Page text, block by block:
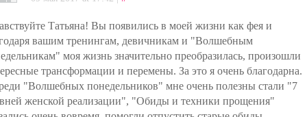
Татьяна! Вы появились в моей жизни как фея и
вашим тренингам, девичникам и "Волшебным
моя жизнь значительно преобразилась, произошли
трансформации и перемены. За это я очень благодарна.
"Волшебных понедельников" мне очень полезны стали "7
женской реализации", "Обиды и техники прощения"